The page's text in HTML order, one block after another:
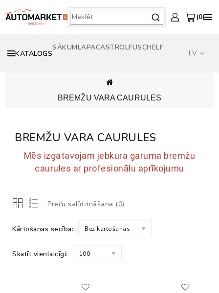
0
KATALOGS
SĀKUMLAPACASTROLFUSCHELF
LV
BREMŽU VARA CAURULES
BREMŽU VARA CAURULES
Mēs izgatavojam jebkura garuma bremžu
caurules ar profesionālu aprīkojumu
Preču salīdzināšana (0)
Kārtošanas secība: Bez kārtošanas
Skatīt vienlaicīgi: 100